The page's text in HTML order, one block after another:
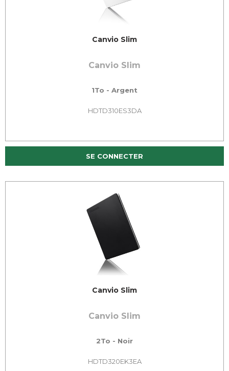
Canvio Slim
Canvio Slim
1To - Argent
HDTD310ES3DA
SE CONNECTER
Canvio Slim
Canvio Slim
2To - Noir
HDTD320EK3EA